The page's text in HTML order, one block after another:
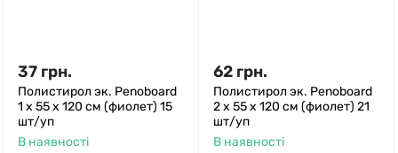
37 грн.
Полистирол эк. Penoboard
1 х 55 х 120 см (фиолет) 15
шт/уп
В наявності
62 грн.
Полистирол эк. Penoboard
2 х 55 х 120 см (фиолет) 21
шт/уп
В наявності